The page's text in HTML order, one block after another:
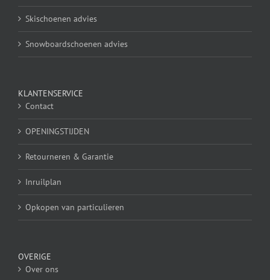
Skischoenen advies
Snowboardschoenen advies
KLANTENSERVICE
Contact
OPENINGSTIJDEN
Retourneren & Garantie
Inruilplan
Opkopen van particulieren
OVERIGE
Over ons